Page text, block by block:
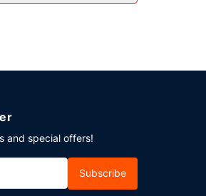
and special offers!
Subscribe